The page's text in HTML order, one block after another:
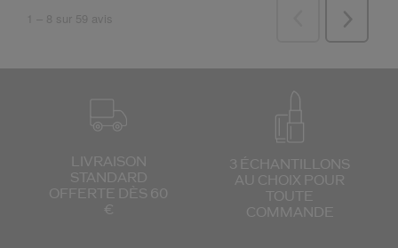
LIVRAISON
STANDARD
OFFERTE DÈS 60
€
3 ÉCHANTILLONS
AU CHOIX POUR
TOUTE
COMMANDE